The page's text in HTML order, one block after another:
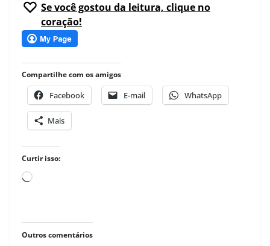
Se você gostou da leitura, clique no
coração!
Compartilhe com os amigos
Facebook E-mail WhatsApp
Mais
Curtir isso:
Carregando...
Outros comentários